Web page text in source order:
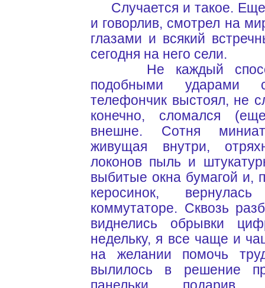
Случается и такое. Еще
и говорлив, смотрел на
глазами и всякий
сегодня на него сели.
Не каждый
подобными
телефончик выстоял, не
конечно, сломался
внешне. Сотня
живущая внутри,
локонов пыль и
выбитые окна бумагой и,
керосинок,
коммутаторе. Сквозь
виднелись обрывки
недельку, я все чаще и
на желании помочь
вылилось в решение